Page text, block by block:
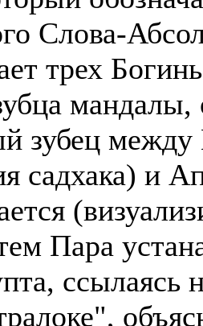
Слова-
трех
зубец
садхака) и
Пара
ссылаясь